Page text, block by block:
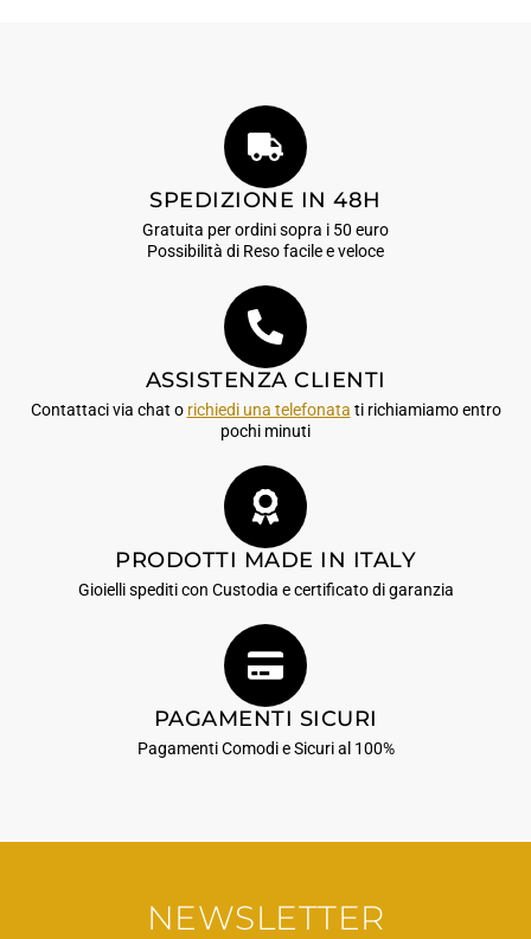
SPEDIZIONE IN 48H
Gratuita per ordini sopra i 50 euro
Possibilità di Reso facile e veloce
ASSISTENZA CLIENTI
Contattaci via chat o richiedi una telefonata ti richiamiamo entro
pochi minuti
PRODOTTI MADE IN ITALY
Gioielli spediti con Custodia e certificato di garanzia
PAGAMENTI SICURI
Pagamenti Comodi e Sicuri al 100%
NEWSLETTER